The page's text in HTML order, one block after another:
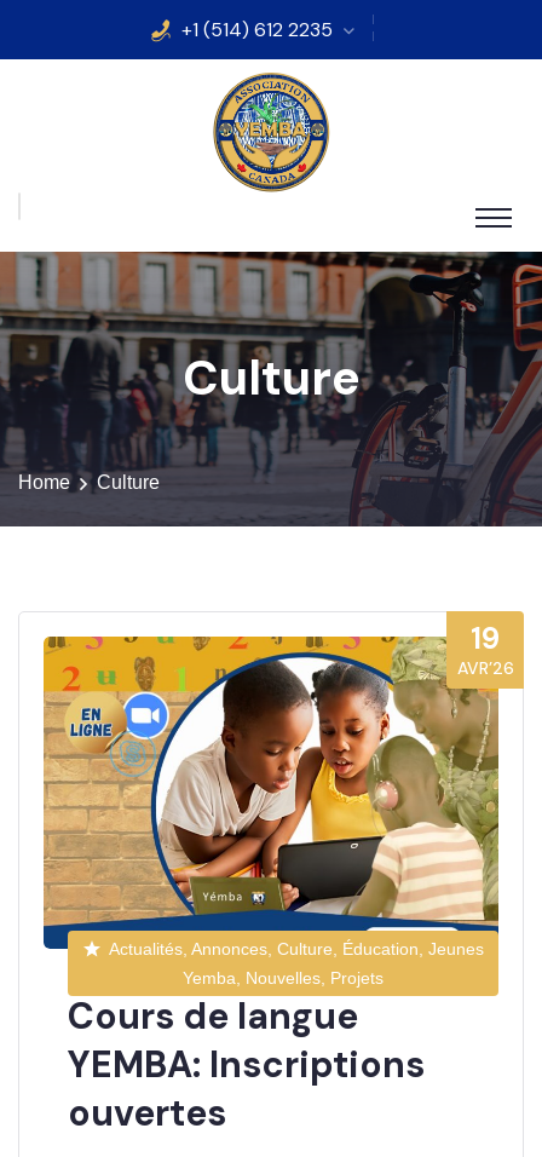
défile et clignote. Passez la souris dessus pour arrêter le
+1 (514) 612 2235
Culture
Home Culture
19
AVR’26
Actualités, Annonces, Culture, Éducation, Jeunes
Yemba, Nouvelles, Projets
Cours de langue
YEMBA: Inscriptions
ouvertes